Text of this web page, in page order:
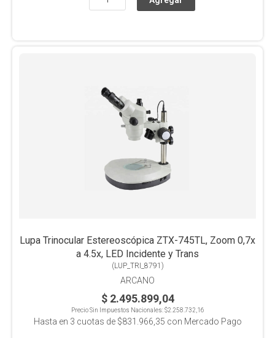
Lupa Trinocular Estereoscópica ZTX-745TL, Zoom 0,7x
a 4.5x, LED Incidente y Trans
(LUP_TRI_8791 )
ARCANO
$ 2.495.899,04
Precio Sin Impuestos Nacionales:$2.258.732,16
Hasta en 3 cuotas de $831.966,35 con Mercado Pago